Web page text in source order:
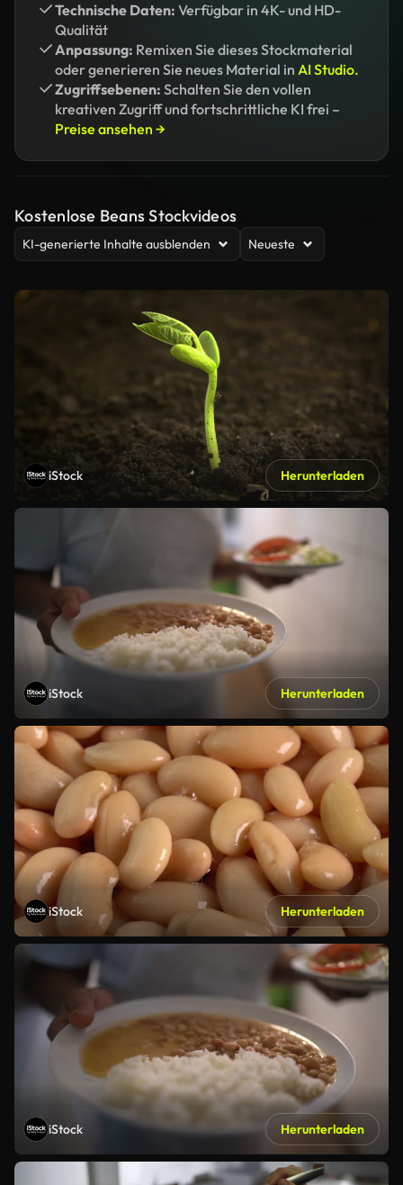
Technische Daten: Verfügbar in 4K- und HD-
Qualität
Anpassung: Remixen Sie dieses Stockmaterial
oder generieren Sie neues Material in AI Studio.
Zugriffsebenen: Schalten Sie den vollen
kreativen Zugriff und fortschrittliche KI frei –
Preise ansehen →
Kostenlose Beans Stockvideos
KI-generierte Inhalte ausblenden Neueste
iStock Herunterladen
iStock Herunterladen
iStock Herunterladen
iStock Herunterladen